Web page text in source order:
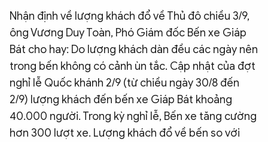
Nhận định về lượng khách đổ về Thủ đô chiều 3/9,
ông Vương Duy Toàn, Phó Giám đốc Bến xe Giáp
Bát cho hay: Do lượng khách dàn đều các ngày nên
trong bến không có cảnh ùn tắc. Cập nhật của đợt
nghỉ lễ Quốc khánh 2/9 (từ chiều ngày 30/8 đến
2/9) lượng khách đến bến xe Giáp Bát khoảng
40.000 người. Trong kỳ nghỉ lễ, Bến xe tăng cường
hơn 300 lượt xe. Lượng khách đổ về bến so với